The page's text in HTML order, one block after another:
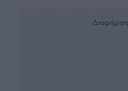
Διαφήμιση